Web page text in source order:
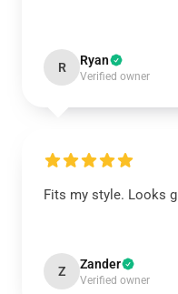
R Ryan
Verified owner
Fits my style. Looks
Z Zander
Verified owner